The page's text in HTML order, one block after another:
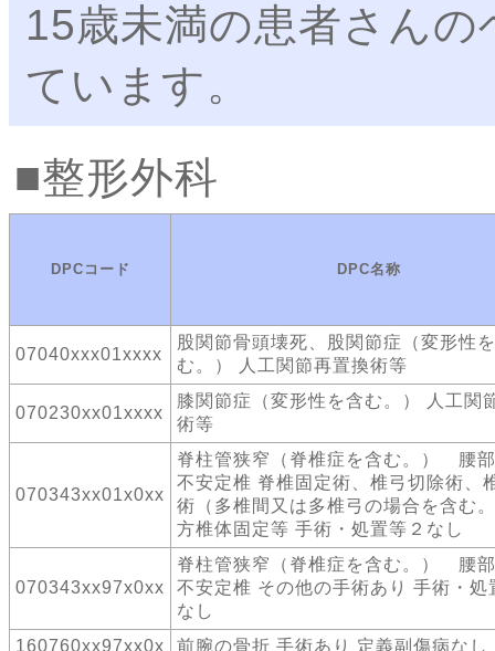
15歳未満の患者さん
ています。
整形外科
DPCコード DPC名称
07040xxx01xxxx
股関節骨頭壊死、股関節症（変形性
む。） 人工関節再置換術等
070230xx01xxxx
膝関節症（変形性を含む。） 人工関
術等
070343xx01x0xx
脊柱管狭窄（脊椎症を含む。） 腰
不安定椎 脊椎固定術、椎弓切除術、
術（多椎間又は多椎弓の場合を含む
方椎体固定等 手術・処置等２なし
070343xx97x0xx
脊柱管狭窄（脊椎症を含む。） 腰
不安定椎 その他の手術あり 手術・処
なし
160760xx97xx0x
前腕の骨折 手術あり 定義副傷病なし